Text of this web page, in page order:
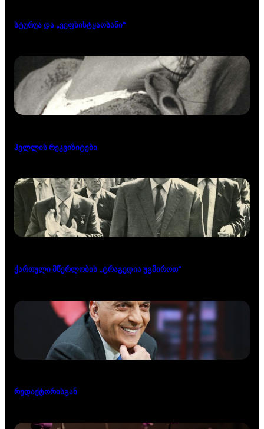
სტურუა და „ვეფხისტყაოსანი“
ჰელლის რეკვიზიტები
ქართული მწერლობის „ტრაგედია უგმიროთ“
რედაქტორისგან